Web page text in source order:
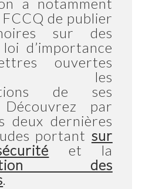
de publier
sur des
d’importance
ouvertes
les
de ses
Découvrez par
deux dernières
portant sur
et la
des
.